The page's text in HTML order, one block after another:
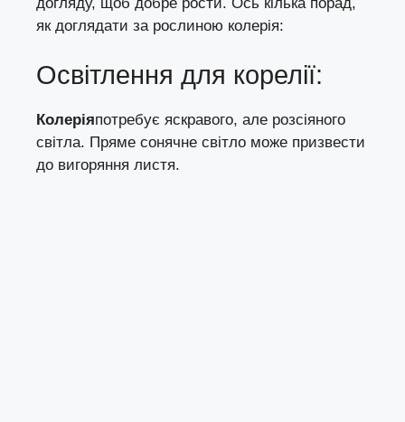
як доглядати за рослиною колерія:
Освітлення для корелії:
Колеріяпотребує яскравого, але розсіяного
світла. Пряме сонячне світло може призвести
до вигоряння листя.